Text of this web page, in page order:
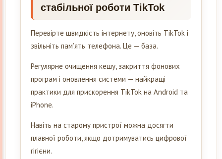
стабільної роботи TikTok
Перевірте швидкість інтернету, оновіть TikTok і
звільніть пам’ять телефона. Це — база.
Регулярне очищення кешу, закриття фонових
програм і оновлення системи — найкращі
практики для прискорення TikTok на Android та
iPhone.
Навіть на старому пристрої можна досягти
плавної роботи, якщо дотримуватись цифрової
гігієни.